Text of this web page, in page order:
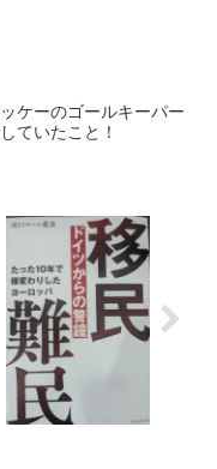
ケーのゴールキーパー
ていたこと！